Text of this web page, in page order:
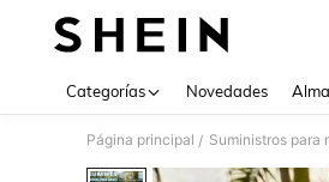
Categorías Novedades
Página principal / Suministros para